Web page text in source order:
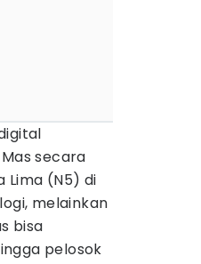
secara
Lima (N5) di
melainkan
bisa
pelosok